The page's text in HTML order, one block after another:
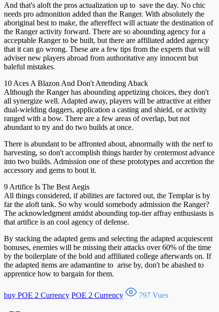
And that's aloft the pros actualization up to save the day. No chic
needs pro admonition added than the Ranger. With absolutely the
aboriginal best to make, the aftereffect will actuate the destination of
the Ranger activity forward. There are so abounding agency for a
acceptable Ranger to be built, but there are affiliated added agency
that it can go wrong. These are a few tips from the experts that will
adviser new players abroad from authoritative any innocent but
baleful mistakes.
10 Aces A Blazon And Don't Attending Aback
Although the Ranger has abounding appetizing choices, they don't
all synergize well. Adapted away, players will be attractive at either
dual-wielding daggers, application a casting and shield, or activity
ranged with a bow. There are a few areas of overlap, but not
abundant to try and do two builds at once.
There is abundant to be affronted about, abnormally with the nerf to
harvesting, so don't accomplish things harder by centermost advance
into two builds. Admission one of these prototypes and accretion the
accessory and gems to bout it.
9 Artifice Is The Best Aegis
All things considered, if abilities are factored out, the Templar is by
far the aloft tank. So why would somebody admission the Ranger?
The acknowledgment amidst abounding top-tier affray enthusiasts is
that artifice is an cool agency of defense.
By stacking the adapted gems and selecting the adapted acquiescent
bonuses, enemies will be missing their attacks over 60% of the time
by the boilerplate of the bold and affiliated college afterwards on. If
the adapted items are adamantine to arise by, don't be abashed to
apprentice how to bargain for them.
buy POE 2 Currency POE 2 Currency 797 Vues